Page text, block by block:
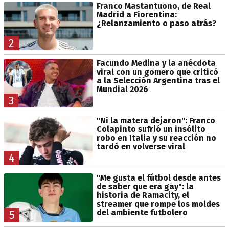
2
Franco Mastantuono, de Real
Madrid a Fiorentina:
¿Relanzamiento o paso atrás?
3
Facundo Medina y la anécdota
viral con un gomero que criticó
a la Selección Argentina tras el
Mundial 2026
4
"Ni la matera dejaron": Franco
Colapinto sufrió un insólito
robo en Italia y su reacción no
tardó en volverse viral
5
"Me gusta el fútbol desde antes
de saber que era gay": la
historia de Ramacity, el
streamer que rompe los moldes
del ambiente futbolero